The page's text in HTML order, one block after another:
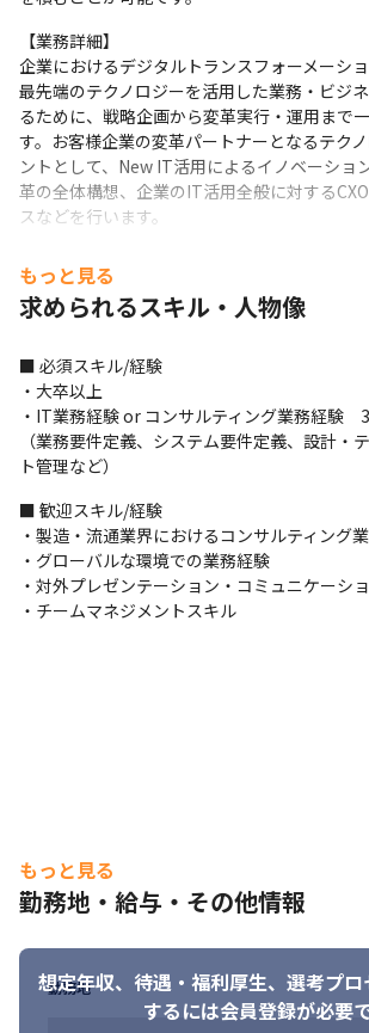
【業務詳細】
企業におけるデジタルトランスフォーメーショ
最先端のテクノロジーを活用した業務・ビジ
るために、戦略企画から変革実行・運用まで
す。お客様企業の変革パートナーとなるテク
ントとして、New IT活用によるイノベーショ
革の全体構想、企業のIT活用全般に対する
スなどを行います。
■大手航空会社：AIなどNewTechを活用した
現
フォーム構想・デザイン
■大手輸送業：ブロックチェーンを活用したエ
トフォーム構想・デザイン
※業務内容の変更の範囲：会社の定める業務
【弊社の強み】
★経営戦略、ビジネス改革からオフショアの活
リー、アウトソーシングまで、お客様のビジ
まで、クライアントの課題解決に向けた一連
ができる点が、一般的なSI企業とは異なる特
★弊社では自社ソリューションや技術に縛ら
もっと見る
求められるスキル・人物像
■ 必須スキル/経験
・大卒以上
・IT業務経験 or コンサルティング業務経験　
（業務要件定義、システム要件定義、設計・
ト管理など）
■ 歓迎スキル/経験
・製造・流通業界におけるコンサルティング
・グローバルな環境での業務経験
・対外プレゼンテーション・コミュニケーシ
・チームマネジメントスキル
もっと見る
勤務地・給与・その他情報
想定年収、待遇・福利厚生、 選考プ
するには会員登録が必要
勤務地